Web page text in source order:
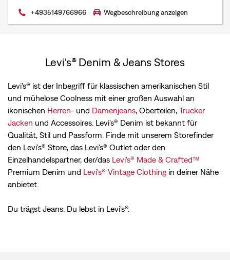
+4935149766966 Wegbeschreibung anzeigen
Levi's® Denim & Jeans Stores
Levi's® ist der Inbegriff für klassischen amerikanischen Stil
und mühelose Coolness mit einer großen Auswahl an
ikonischen Herren- und Damenjeans, Oberteilen, Trucker
Jacken und Accessoires. Levi's® Denim ist bekannt für
Qualität, Stil und Passform. Finde mit unserem Storefinder
den Levi's® Store, das Levi's® Outlet oder den
Einzelhandelspartner, der/das Levi's® Made & Crafted™
Premium Denim und Levi's® Vintage Clothing in deiner Nähe
anbietet.
Du trägst Jeans. Du lebst in Levi's®.